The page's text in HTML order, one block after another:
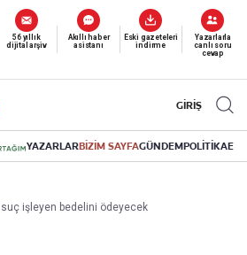
56 yıllık
dijital arşiv
Akıllı haber
asistanı
Eski gazeteleri
indirme
Yazarlarla
canlı soru
cevap
Yeni nesil dijital
19 TL’den başlayan fiyatlarla.
GİRİŞ
YAZARLARBİZİM SAYFAGÜNDEMPOLİTİKA
suç işleyen bedelini ödeyecek